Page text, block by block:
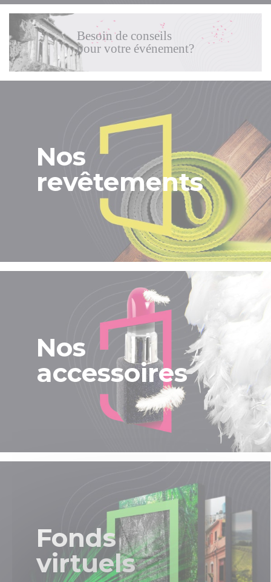
Besoin de conseils
pour votre événement?
Nos
revêtements
Nos
accessoires
Fonds
virtuels